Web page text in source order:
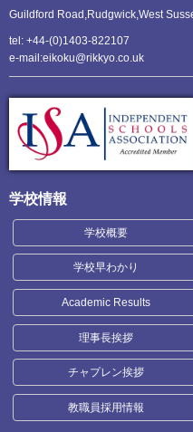
Guildford Road,Rudgwick,West
tel: +44-(0)1403-822107
e-mail:eikoku@rikkyo.co.uk
学校情報
学校概要
学校早わかり
Academic Results
理事長挨拶
チャプレン挨拶
教職員採用情報